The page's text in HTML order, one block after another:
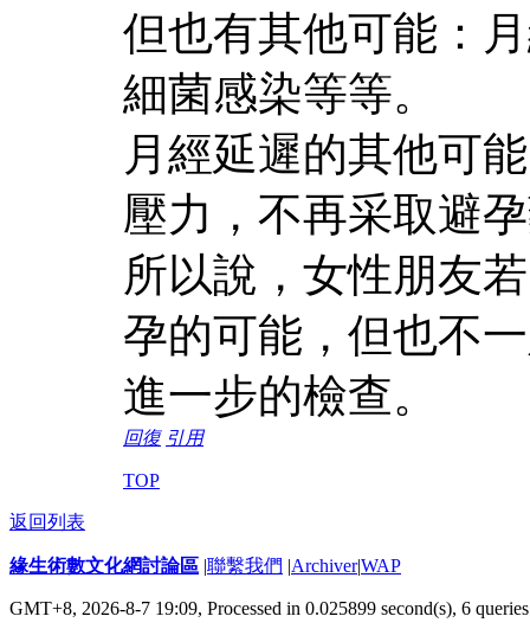
但也有其他可能：
細菌感染等等。
月經延遲的其他可
壓力，不再采取避
所以說，女性朋友
孕的可能，但也不
進一步的檢查。
回復 引用
TOP
返回列表
緣生術數文化網討論區 |聯繫我們 |Archiver|WAP
GMT+8, 2026-8-7 19:09, Processed in 0.025899 second(s), 6 queries